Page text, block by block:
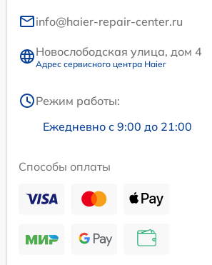
info@haier-repair-center.ru
Новослободская улица, дом 4
Адрес сервисного центра Haier
Режим работы:
Ежедневно с 9:00 до 21:00
Способы оплаты